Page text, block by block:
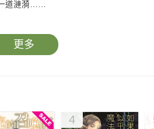
道漣漪……
更多
4